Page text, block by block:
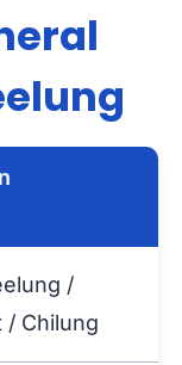
/
/ Chilung